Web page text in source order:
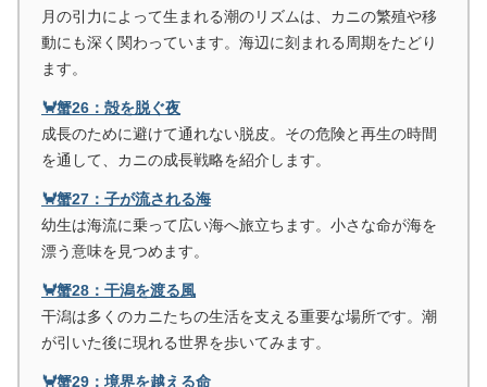
月の引力によって生まれる潮のリズムは、カニの繁殖や移
動にも深く関わっています。海辺に刻まれる周期をたどり
ます。
🦀蟹26：殻を脱ぐ夜
成長のために避けて通れない脱皮。その危険と再生の時間
を通して、カニの成長戦略を紹介します。
🦀蟹27：子が流される海
幼生は海流に乗って広い海へ旅立ちます。小さな命が海を
漂う意味を見つめます。
🦀蟹28：干潟を渡る風
干潟は多くのカニたちの生活を支える重要な場所です。潮
が引いた後に現れる世界を歩いてみます。
🦀蟹29：境界を越える命